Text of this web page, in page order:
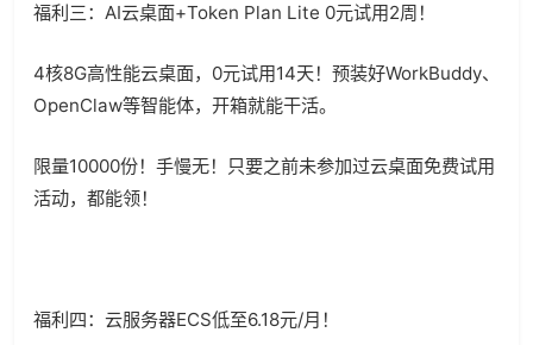
福利三： AI云桌面+Token Plan Lite 0元试用2周！
4核8G高性能云桌面， 0元试用14天！预装好WorkBuddy、
OpenClaw等智能体，开箱就能干活。
限量10000份！手慢无！只要之前未参加过云桌面免费试用
活动，都能领！
福利四：云服务器ECS低至6.18元/月！